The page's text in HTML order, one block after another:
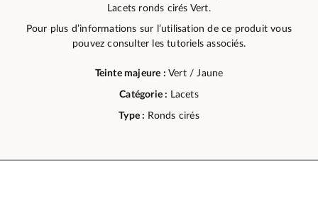
Lacets ronds cirés Vert.
Pour plus d’informations sur l’utilisation de ce produit vous
pouvez consulter les tutoriels associés.
Teinte majeure : Vert / Jaune
Catégorie : Lacets
Type : Ronds cirés